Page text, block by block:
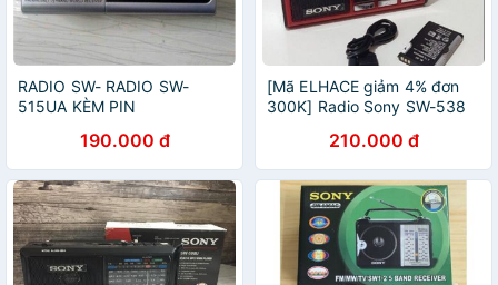
RADIO SW- RADIO SW-
515UA KÈM PIN
190.000 đ
[Mã ELHACE giảm 4% đơn
300K] Radio Sony SW-538
210.000 đ